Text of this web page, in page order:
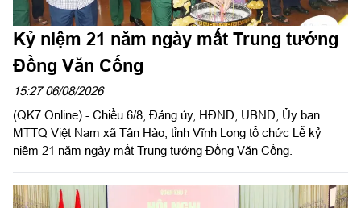
Kỷ niệm 21 năm ngày mất Trung tướng
Đồng Văn Cống
15:27 06/08/2026
(QK7 Online) - Chiều 6/8, Đảng ủy, HĐND, UBND, Ủy ban
MTTQ Việt Nam xã Tân Hào, tỉnh Vĩnh Long tổ chức Lễ kỷ
niệm 21 năm ngày mất Trung tướng Đồng Văn Cống.